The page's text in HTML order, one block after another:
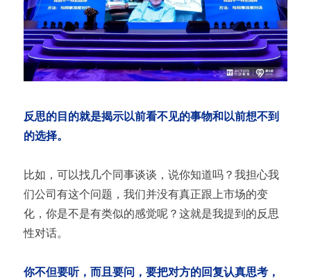
反思的目的就是揭示以前看不见的事物和以前想不到
的选择。
比如，可以找几个同事谈谈，说你知道吗？我担心我
们公司有这个问题，我们并没有真正跟上市场的变
化，你是不是有类似的感觉呢？这就是我提到的反思
性对话。
你不但要听，而且要问，要把对方的回复认真思考，